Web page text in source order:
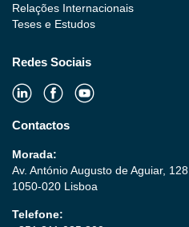
Relações Internacionais
Teses e Estudos
Redes Sociais
Contactos
Morada:
Av. António Augusto de Aguiar, 128
1050-020 Lisboa
Telefone: